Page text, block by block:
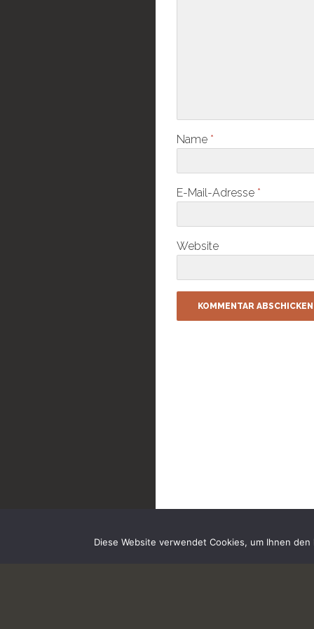
Name *
E-Mail-Adresse *
Website
Diese Website verwendet Cookies, um Ihnen